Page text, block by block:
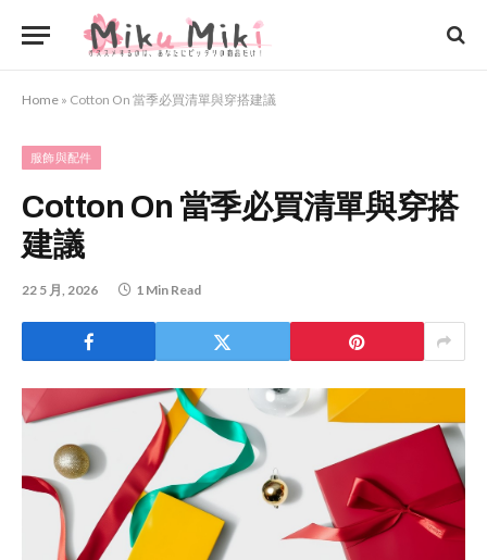
Home » Cotton On 當季必買清單與穿搭建議
服飾與配件
Cotton On 當季必買清單與穿搭
建議
22 5 月, 2026 1 Min Read